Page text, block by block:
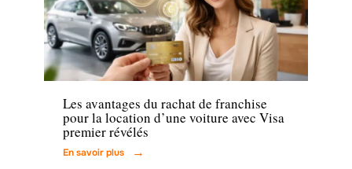
Assurance
Les avantages du rachat de franchise
pour la location d’une voiture avec Visa
premier révélés
En savoir plus